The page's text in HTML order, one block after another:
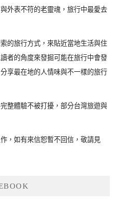
外表不符的老靈魂，旅行中最愛去
的旅行方式，來貼近當地生活與住
者的角度來發掘可能在旅行中會發
享最在地的人情味與不一樣的旅行
整體驗不被打擾，部分台灣旅遊與
，如有來信恕暫不回信，敬請見